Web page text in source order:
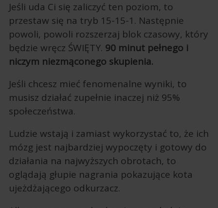
Jeśli uda Ci się zaliczyć ten poziom, to
przestaw się na tryb 15-15-1. Następnie
powoli, powoli rozszerzaj blok czasowy, który
będzie wręcz ŚWIĘTY. 90 minut pełnego i
niczym niezmąconego skupienia.
Jeśli chcesz mieć fenomenalne wyniki, to
musisz działać zupełnie inaczej niż 95%
społeczeństwa.
Ludzie wstają i zamiast wykorzystać to, że ich
mózg jest najbardziej wypoczęty i gotowy do
działania na najwyższych obrotach, to
oglądają głupie nagrania pokazujące kota
ujeżdżającego odkurzacz.